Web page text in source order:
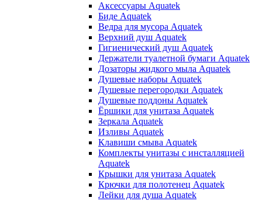
Аксессуары Aquatek
Биде Aquatek
Ведра для мусора Aquatek
Верхний душ Aquatek
Гигиенический душ Aquatek
Держатели туалетной бумаги Aquatek
Дозаторы жидкого мыла Aquatek
Душевые наборы Aquatek
Душевые перегородки Aquatek
Душевые поддоны Aquatek
Ёршики для унитаза Aquatek
Зеркала Aquatek
Изливы Aquatek
Клавиши смыва Aquatek
Комплекты унитазы с инсталляцией
Aquatek
Крышки для унитаза Aquatek
Крючки для полотенец Aquatek
Лейки для душа Aquatek